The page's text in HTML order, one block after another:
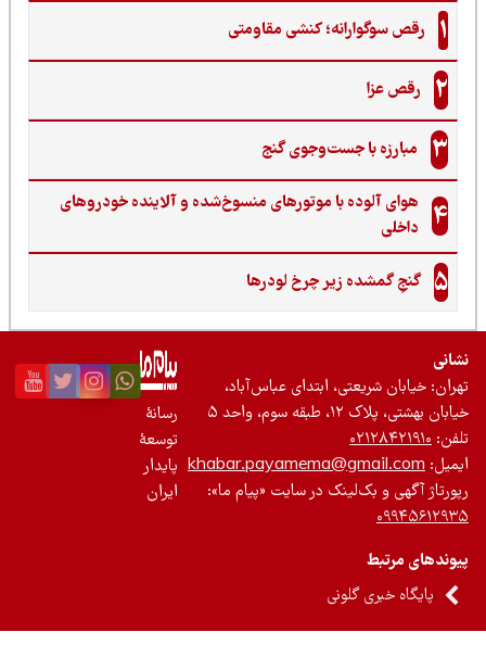
رقص سوگوارانه؛ کنشی مقاومتی
رقص عزا
مبارزه با جست‌وجوی گنج‌
هوای آلوده با موتورهای منسوخ‌شده و آلاینده خودروهای
داخلی
گنجِ گمشده زیر چرخ لودرها
خیابان شریعتی، ابتدای عباس‌آباد،
بهشتی، پلاک ۱۲، طبقه سوم، واحد ۵
۰۲۱۲۸۴۲۱۹۱۰
khabar.payamema@gmail.com
آگهی و بک‌لینک در سایت «پیام ما»:
مرتبط
پایگاه خبری گلونی
رسانۀ
توسعۀ
پایدار
ایران